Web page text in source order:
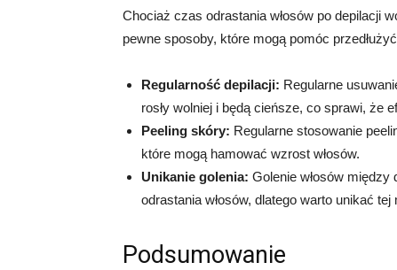
Chociaż czas odrastania włosów po depilacji
pewne sposoby, które mogą pomóc
Regularność depilacji: Regularne
rosły wolniej i będą cieńsze, co sprawi, że
Peeling skóry: Regularne stosowanie
które mogą hamować wzrost włosów.
Unikanie golenia: Golenie włosów
odrastania włosów, dlatego warto unikać tej
Podsumowanie